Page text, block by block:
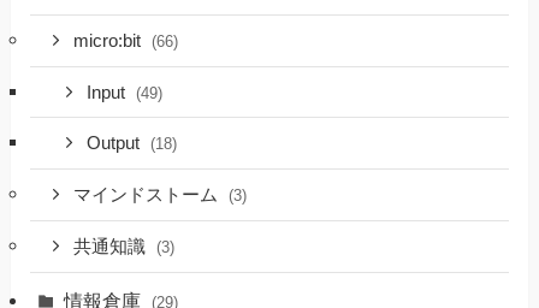
micro:bit (66)
Input (49)
Output (18)
マインドストーム (3)
共通知識 (3)
情報倉庫 (29)